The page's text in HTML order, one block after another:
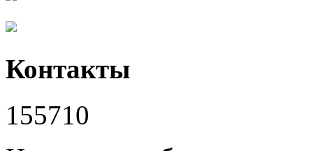
Контакты
155710